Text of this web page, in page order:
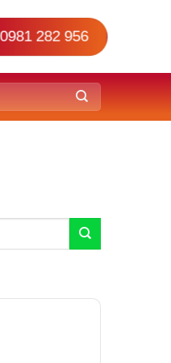
0981 282 956